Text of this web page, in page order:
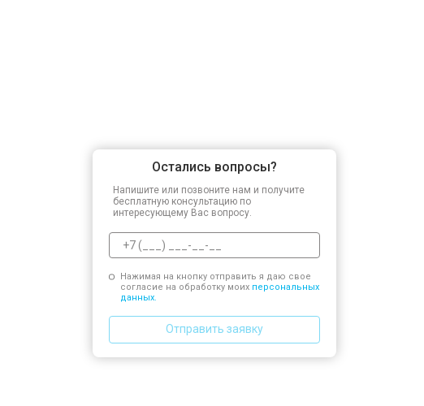
Остались вопросы?
Напишите или позвоните нам и получите
бесплатную консультацию по
интересующему Вас вопросу.
Нажимая на кнопку отправить я даю свое
согласие на обработку моих персональных
данных.
Отправить заявку